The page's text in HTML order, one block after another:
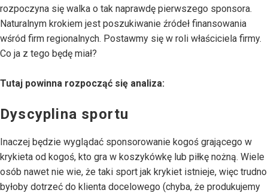
rozpoczyna się walka o tak naprawdę pierwszego sponsora.
Naturalnym krokiem jest poszukiwanie źródeł finansowania
wśród firm regionalnych. Postawmy się w roli właściciela firmy.
Co ja z tego będę miał?
Tutaj powinna rozpocząć się analiza:
Dyscyplina sportu
Inaczej będzie wyglądać sponsorowanie kogoś grającego w
krykieta od kogoś, kto gra w koszykówkę lub piłkę nożną. Wiele
osób nawet nie wie, że taki sport jak krykiet istnieje, więc trudno
byłoby dotrzeć do klienta docelowego (chyba, że produkujemy